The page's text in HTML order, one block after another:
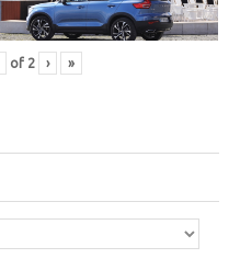
of 2 › »